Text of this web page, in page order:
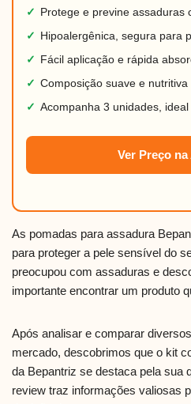
✓
Protege e previne assaduras
✓
Hipoalergênica, segura para
✓
Fácil aplicação e rápida
✓ Composição suave e nutritiva
✓ Acompanha 3 unidades,
Ver Preço
As pomadas para assadura
para proteger a pele sensível do
preocupou com assaduras e
importante encontrar um produto
Após analisar e comparar
mercado, descobrimos que o kit
da Bepantriz se destaca pela sua
review traz informações valiosas